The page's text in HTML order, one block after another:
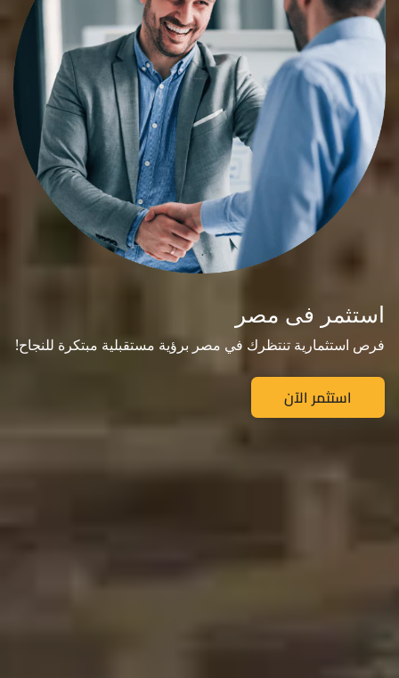
استثمر فى مصر
فرص استثمارية تنتظرك في مصر برؤية مستقبلية مبتكرة للنجاح!
استثمر الآن